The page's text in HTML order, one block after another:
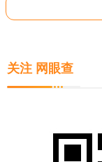
关注 网眼查